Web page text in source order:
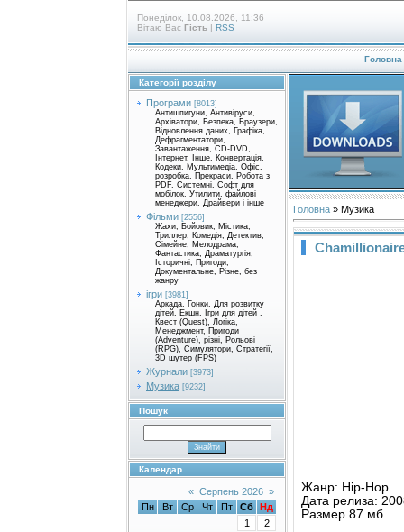
Понеділок, 10.08.2026, 11:36
Вітаю Вас Гість | RSS
Головна
Категорії розділу
Програми [8013]
Антишпигуни, Антивіруси,
Архіватори, Безпека, Браузери,
Відновлення даних, Графіка,
Дефрагментатори,
Завантаження, CD-DVD,
Інтернет, Інше, Конвертація,
Кодеки, Мультимедіа, Офіс,
розробка, Прекраси, Робота з
PDF, Системні, Софт для
мобілок, Утилити, файлові
менеджери, Драйвери і інше
Фільми [2556]
Жахи, Бойовик, Містика,
Триллер, Комедія, Детектив,
Сімейне, Мелодрама,
Фантастика, Драматургія,
Історичні, Пригоди,
Документальне, Різне, без
жанру
ігри [3981]
Аркада, Гонки, Для розвитку
дітей, Екшн, Ігри для дітей ,
Квест (Quest), Логіка,
Менеджмент, Пригоди
(Adventure), різні, Рольові
(RPG), Симулятори, Стратегії,
3D шутер (FPS)
Журнали [3973]
Музика [9232]
Пошук
Календар
« Серпень 2026 »
Пн
Вт Ср Чт Пт Сб Нд
1
2
Головна » Музика
Жанр: Hip-Hop
Дата релиза:
Размер 87 мб